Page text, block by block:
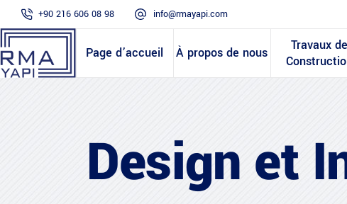
+90 216 606 08 98 info@rmayapi.com
Page d’accueil À propos de nous
Travaux de
Design et